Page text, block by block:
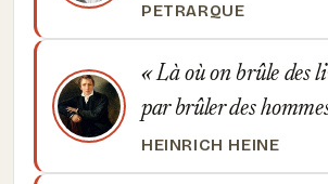
PETRARQUE
Là où on brûle des
par brûler des
HEINRICH HEINE